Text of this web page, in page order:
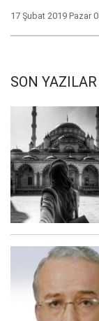
17 Şubat 2019 Pazar
SON YAZILAR